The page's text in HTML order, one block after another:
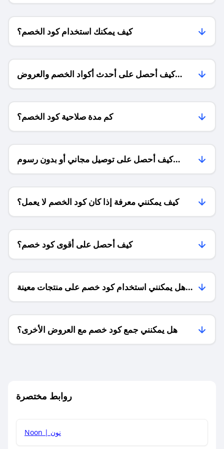
كيف يمكنك استخدام كود الخصم؟
كيف أحصل على أحدث أكواد الخصم والعروض
للمتاجر؟
كم مدة صلاحية كود الخصم؟
كيف أحصل على توصيل مجاني أو بدون رسوم
الشحن ؟
كيف يمكنني معرفة إذا كان كود الخصم لا يعمل؟
كيف أحصل على أقوى كود خصم؟
هل يمكنني استخدام كود خصم على منتجات معينة
فقط؟
هل يمكنني جمع كود خصم مع العروض الأخرى؟
روابط مختصرة
Noon | نون